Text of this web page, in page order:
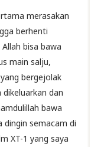
merasakan
berhenti
bisa bawa
main salju,
bergejolak
dan
bawa
dingin semacam di
XT-1 yang saya